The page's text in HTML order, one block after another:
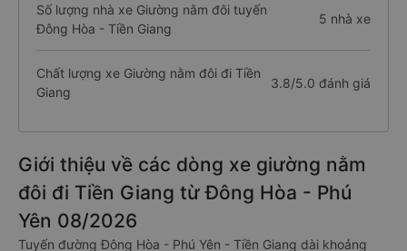
Số lượng nhà xe Giường nằm đôi tuyến
Đông Hòa - Tiền Giang
5 nhà xe
Chất lượng xe Giường nằm đôi đi Tiền
Giang
3.8/5.0 đánh giá
Giới thiệu về các dòng xe giường nằm
đôi đi Tiền Giang từ Đông Hòa - Phú
Yên 08/2026
Tuyến đường Đông Hòa - Phú Yên - Tiền Giang dài khoảng